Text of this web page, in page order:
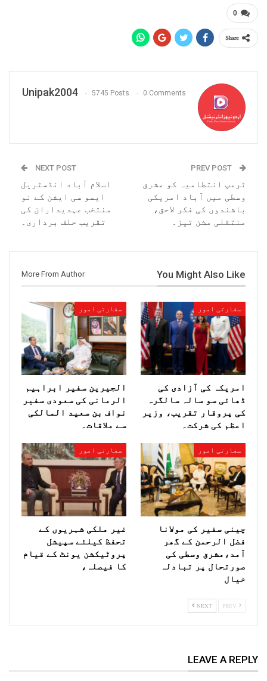
0
Share
Unipak2004 5745 Posts 0 Comments
ٹرمپ انتطامیہ کو مشرق
وسطی میں آباد امریکی
باشندوں کی فکر لاحق،
منتقلی مشن تیز۔
NEXT POST
اسلام آباد انڈسٹریل
ایسو سی ایشن کے نو
منتخب عہدیداران کی
تقریب حلف برداری۔
You Might Also Like
More From Author
سفارتی امور
امریکہ کی آزادی کی
ڈھائی سو سالہ سالگرہ
کی پروقار تقریب، وزیر
اعظم کی شرکت۔
سفارتی امور
الجیرین سفیر ابراہیم
الرمانی کی سعودی سفیر
نواف بن سعید المالکی
سے ملاقات۔
سفارتی امور
چینی سفیر کی مولانا
فضل الرحمن کے گھر
آمد،مشرق وسطی کی
صورتحال پر تبادلہ
خیال
سفارتی امور
غیر ملکی شہریوں کے
تحفظ کیلئے سپیشل
پروٹیکشن یونٹ کے قیام
کا فیصلہ،
NEXT
LEAVE A REPLY